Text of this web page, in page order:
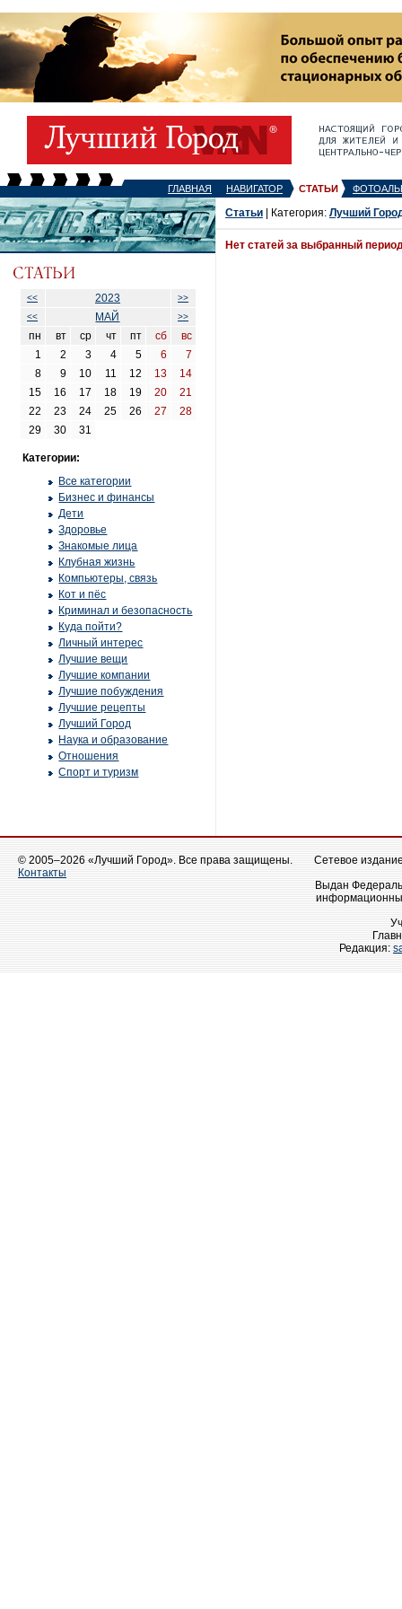
ГЛАВНАЯ НАВИГАТОР СТАТЬИ
<< 2023
>>
<<
МАЙ >>
пн вт ср чт пт сб
вс
1
2 3 4 5 6
7
8
9 10 11 12 13
14
15
16 17 18 19 20
21
22
23 24 25 26 27
28
29
30 31
Категории:
Все категории
Бизнес и финансы
Дети
Здоровье
Знакомые лица
Клубная жизнь
Компьютеры, связь
Кот и пёс
Криминал и безопасность
Куда пойти?
Личный интерес
Лучшие вещи
Лучшие компании
Лучшие побуждения
Лучшие рецепты
Лучший Город
Наука и образование
Отношения
Спорт и туризм
Статьи | Категория: Лучший
Нет статей за выбранный
© 2005–2026 «Лучший Город». Все права защищены.
Контакты
Сетевое
Выдан
Редакция: